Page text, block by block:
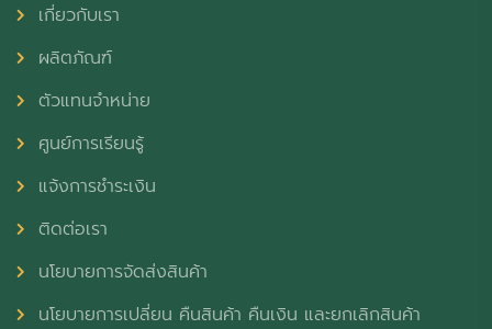
เกี่ยวกับเรา
ผลิตภัณฑ์
ตัวแทนจำหน่าย
ศูนย์การเรียนรู้
แจ้งการชำระเงิน
ติดต่อเรา
นโยบายการจัดส่งสินค้า
นโยบายการเปลี่ยน คืนสินค้า คืนเงิน และยกเลิกสินค้า